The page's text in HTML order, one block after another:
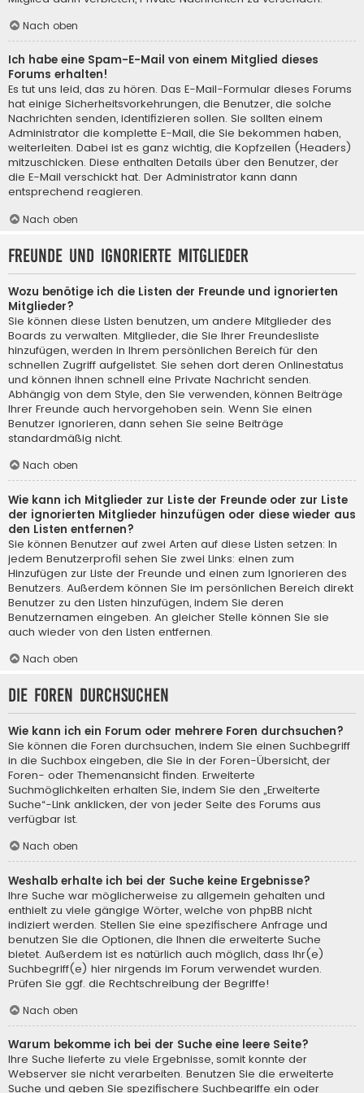
Nach oben
Ich habe eine Spam-E-Mail von einem Mitglied dieses
Forums erhalten!
Es tut uns leid, das zu hören. Das E-Mail-Formular dieses Forums
hat einige Sicherheitsvorkehrungen, die Benutzer, die solche
Nachrichten senden, identifizieren sollen. Sie sollten einem
Administrator die komplette E-Mail, die Sie bekommen haben,
weiterleiten. Dabei ist es ganz wichtig, die Kopfzeilen (Headers)
mitzuschicken. Diese enthalten Details über den Benutzer, der
die E-Mail verschickt hat. Der Administrator kann dann
entsprechend reagieren.
Nach oben
Freunde und ignorierte Mitglieder
Wozu benötige ich die Listen der Freunde und ignorierten
Mitglieder?
Sie können diese Listen benutzen, um andere Mitglieder des
Boards zu verwalten. Mitglieder, die Sie Ihrer Freundesliste
hinzufügen, werden in Ihrem persönlichen Bereich für den
schnellen Zugriff aufgelistet. Sie sehen dort deren Onlinestatus
und können ihnen schnell eine Private Nachricht senden.
Abhängig von dem Style, den Sie verwenden, können Beiträge
Ihrer Freunde auch hervorgehoben sein. Wenn Sie einen
Benutzer ignorieren, dann sehen Sie seine Beiträge
standardmäßig nicht.
Nach oben
Wie kann ich Mitglieder zur Liste der Freunde oder zur Liste
der ignorierten Mitglieder hinzufügen oder diese wieder aus
den Listen entfernen?
Sie können Benutzer auf zwei Arten auf diese Listen setzen: In
jedem Benutzerprofil sehen Sie zwei Links: einen zum
Hinzufügen zur Liste der Freunde und einen zum Ignorieren des
Benutzers. Außerdem können Sie im persönlichen Bereich direkt
Benutzer zu den Listen hinzufügen, indem Sie deren
Benutzernamen eingeben. An gleicher Stelle können Sie sie
auch wieder von den Listen entfernen.
Nach oben
Die Foren durchsuchen
Wie kann ich ein Forum oder mehrere Foren durchsuchen?
Sie können die Foren durchsuchen, indem Sie einen Suchbegriff
in die Suchbox eingeben, die Sie in der Foren-Übersicht, der
Foren- oder Themenansicht finden. Erweiterte
Suchmöglichkeiten erhalten Sie, indem Sie den „Erweiterte
Suche“-Link anklicken, der von jeder Seite des Forums aus
verfügbar ist.
Nach oben
Weshalb erhalte ich bei der Suche keine Ergebnisse?
Ihre Suche war möglicherweise zu allgemein gehalten und
enthielt zu viele gängige Wörter, welche von phpBB nicht
indiziert werden. Stellen Sie eine spezifischere Anfrage und
benutzen Sie die Optionen, die Ihnen die erweiterte Suche
bietet. Außerdem ist es natürlich auch möglich, dass Ihr(e)
Suchbegriff(e) hier nirgends im Forum verwendet wurden.
Prüfen Sie ggf. die Rechtschreibung der Begriffe!
Nach oben
Warum bekomme ich bei der Suche eine leere Seite?
Ihre Suche lieferte zu viele Ergebnisse, somit konnte der
Webserver sie nicht verarbeiten. Benutzen Sie die erweiterte
Suche und geben Sie spezifischere Suchbegriffe ein oder